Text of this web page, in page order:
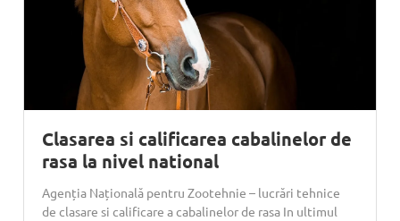
Clasarea si calificarea cabalinelor de
rasa la nivel national
Agenția Națională pentru Zootehnie – lucrări tehnice
de clasare si calificare a cabalinelor de rasa In ultimul